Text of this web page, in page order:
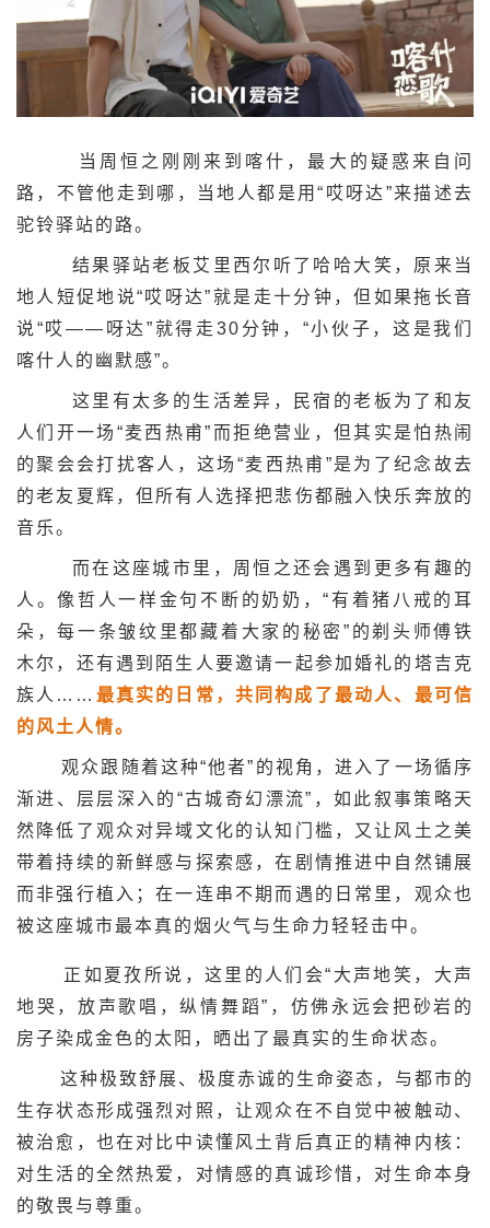
当周恒之刚刚来到喀什，最大的疑惑来自问
路，不管他走到哪，当地人都是用“哎呀达”来描述去
驼铃驿站的路。
结果驿站老板艾里西尔听了哈哈大笑，原来当
地人短促地说“哎呀达”就是走十分钟，但如果拖长音
说“哎——呀达”就得走30分钟，“小伙子，这是我们
喀什人的幽默感”。
这里有太多的生活差异，民宿的老板为了和友
人们开一场“麦西热甫”而拒绝营业，但其实是怕热闹
的聚会会打扰客人，这场“麦西热甫”是为了纪念故去
的老友夏辉，但所有人选择把悲伤都融入快乐奔放的
音乐。
而在这座城市里，周恒之还会遇到更多有趣的
人。像哲人一样金句不断的奶奶，“有着猪八戒的耳
朵，每一条皱纹里都藏着大家的秘密”的剃头师傅铁
木尔，还有遇到陌生人要邀请一起参加婚礼的塔吉克
族人…… 最真实的日常，共同构成了最动人、最可信
的风土人情。
观众跟随着这种“他者”的视角，进入了一场循序
渐进、层层深入的“古城奇幻漂流”，如此叙事策略天
然降低了观众对异域文化的认知门槛，又让风土之美
带着持续的新鲜感与探索感，在剧情推进中自然铺展
而非强行植入；在一连串不期而遇的日常里，观众也
被这座城市最本真的烟火气与生命力轻轻击中。
正如夏孜所说，这里的人们会“大声地笑，大声
地哭，放声歌唱，纵情舞蹈”，仿佛永远会把砂岩的
房子染成金色的太阳，晒出了最真实的生命状态。
这种极致舒展、极度赤诚的生命姿态，与都市的
生存状态形成强烈对照，让观众在不自觉中被触动、
被治愈，也在对比中读懂风土背后真正的精神内核：
对生活的全然热爱，对情感的真诚珍惜，对生命本身
的敬畏与尊重。